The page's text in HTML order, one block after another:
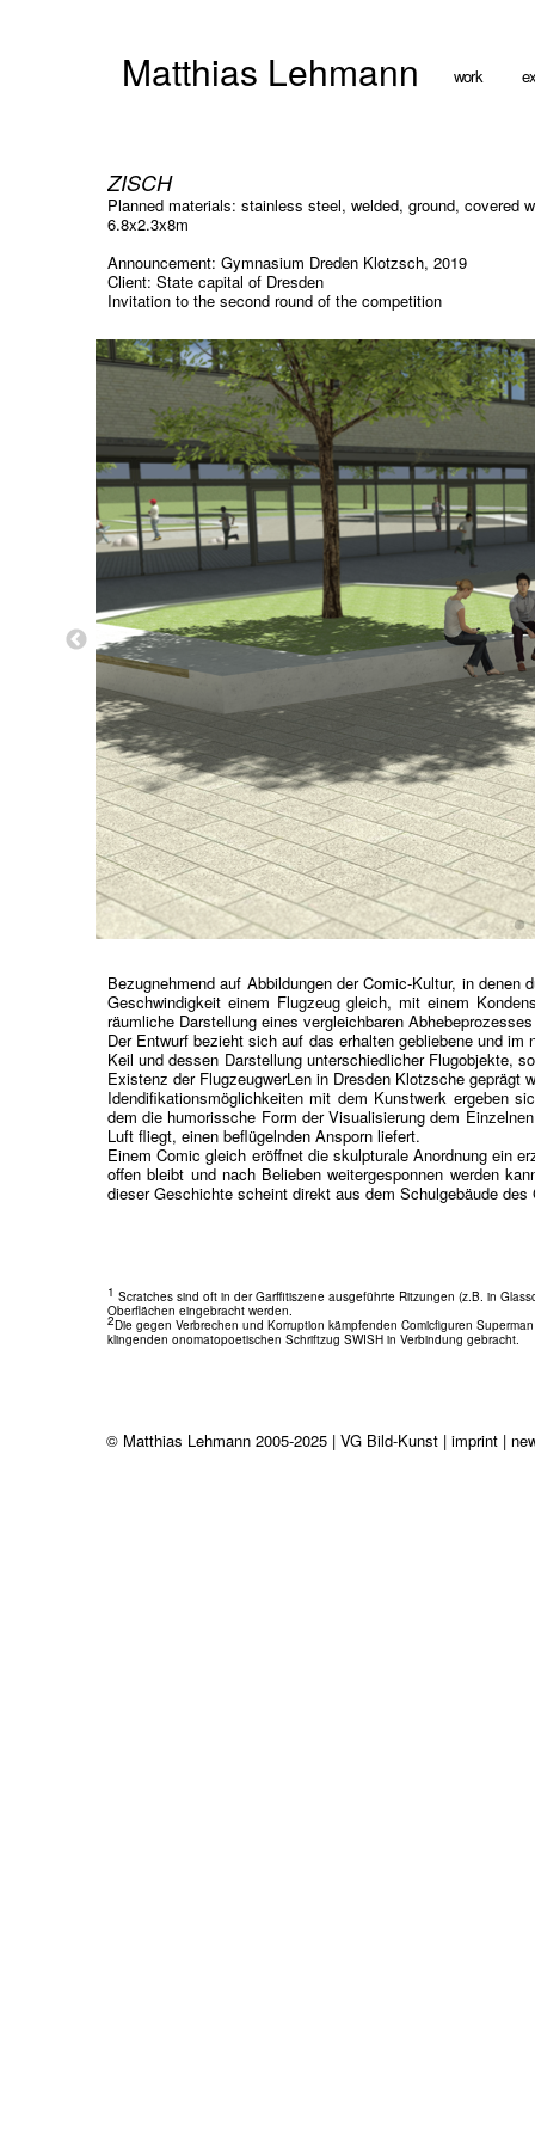
Matthias Lehmann work
ZISCH
Planned materials: stainless steel, welded, ground, covered
6.8x2.3x8m
Announcement: Gymnasium Dreden Klotzsch, 2019
Client: State capital of Dresden
Invitation to the second round of the competition
Bezugnehmend auf Abbildungen der Comic-Kultur, in
Geschwindigkeit einem Flugzeug gleich, mit einem
räumliche Darstellung eines vergleichbaren
Der Entwurf bezieht sich auf das erhalten gebliebene und
Keil und dessen Darstellung unterschiedlicher Flugobjekte,
Existenz der FlugzeugwerLen in Dresden Klotzsche geprägt
Idendifikationsmöglichkeiten mit dem Kunstwerk ergeben
dem die humorissche Form der Visualisierung dem
Luft fliegt, einen beflügelnden Ansporn liefert.
Einem Comic gleich eröffnet die skulpturale Anordnung ein
offen bleibt und nach Belieben weitergesponnen werden
dieser Geschichte scheint direkt aus dem Schulgebäude
1 Scratches sind oft in der Garffitiszene ausgeführte Ritzungen (z.B. in
Oberflächen eingebracht werden.
2Die gegen Verbrechen und Korruption kämpfenden Comicfiguren
klingenden onomatopoetischen Schriftzug SWISH in Verbindung gebracht.
© Matthias Lehmann 2005-2025 | VG Bild-Kunst | imprint |